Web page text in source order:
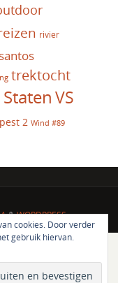
rivier
santos
trektocht
VS
2 Wind #89
&WORDPRESS.
cookies. Door verder
gebruik hiervan.